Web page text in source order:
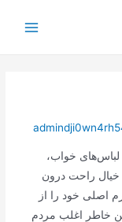
خواب،
خیال راحت درون
اصلی خود را از
خاطر اغلب مردم